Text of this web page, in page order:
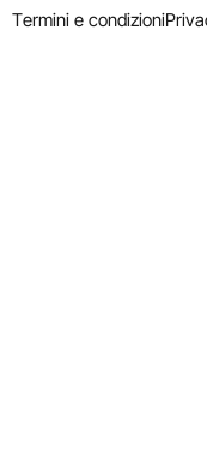
Termini e condizioni